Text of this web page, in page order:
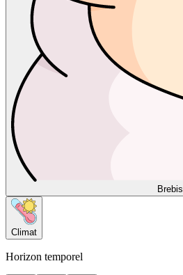
Climat
Horizon temporel